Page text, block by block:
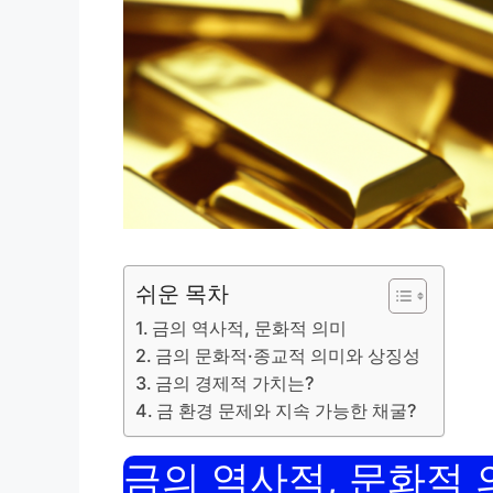
쉬운 목차
금의 역사적, 문화적 의미
금의 문화적·종교적 의미와 상징성
금의 경제적 가치는?
금 환경 문제와 지속 가능한 채굴?
금의 역사적, 문화적